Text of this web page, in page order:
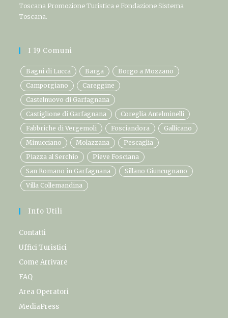
Toscana Promozione Turistica e Fondazione Sistema
Toscana.
I 19 Comuni
Bagni di Lucca Barga
Borgo a Mozzano
Camporgiano
Careggine
Castelnuovo di Garfagnana
Castiglione di Garfagnana
Coreglia Antelminelli
Fabbriche di Vergemoli
Fosciandora
Gallicano
Minucciano
Molazzana
Pescaglia
Piazza al Serchio
Pieve Fosciana
San Romano in Garfagnana
Sillano Giuncugnano
Villa Collemandina
Info Utili
Contatti
Uffici Turistici
Come Arrivare
FAQ
Area Operatori
MediaPress